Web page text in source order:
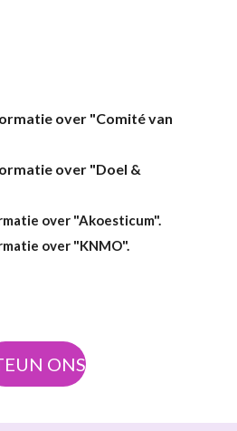
over "Comité van
over "Doel &
over "Akoesticum".
over "KNMO".
ONS